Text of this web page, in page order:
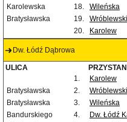
Karolewska
18. Wileńska
Bratysławska
19.
20.
Karolew
Dw. Łódź Dąbrowa
ULICA
1.
Karolew
Bratysławska
2.
Bratysławska
3. Wileńska
Bandurskiego
4. Dw. Łódź